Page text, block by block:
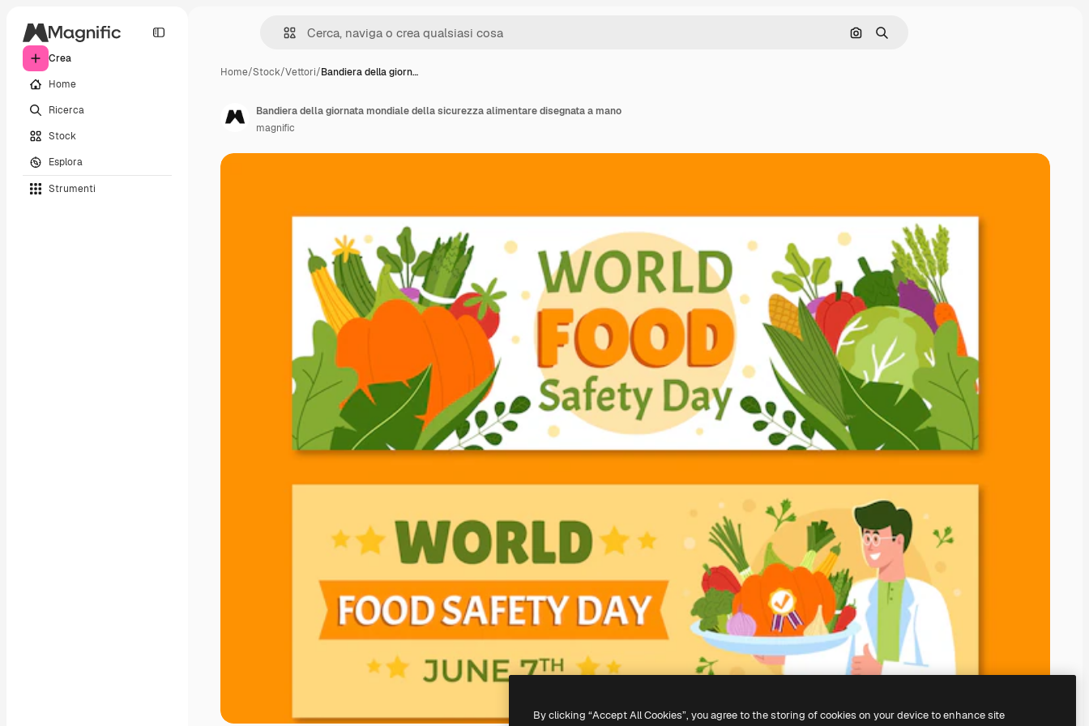
Crea
Home
Ricerca
Stock
Esplora
Strumenti
Cerca per immagine
Ricerca
Home/Stock/Vettori/Bandiera della giorn…
Bandiera della giornata mondiale della sicurezza alimentare disegnata a mano
magnific
By clicking “Accept All Cookies”, you agree to the storing of cookies on your device to enhance site